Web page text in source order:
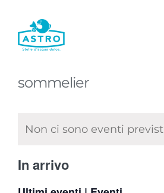
contenuto
sommelier
Non ci sono eventi
In arrivo